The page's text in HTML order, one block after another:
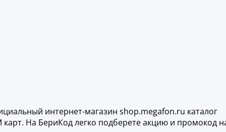
интернет-магазин shop.megafon.ru каталог
На БериКод легко подберете акцию и промокод